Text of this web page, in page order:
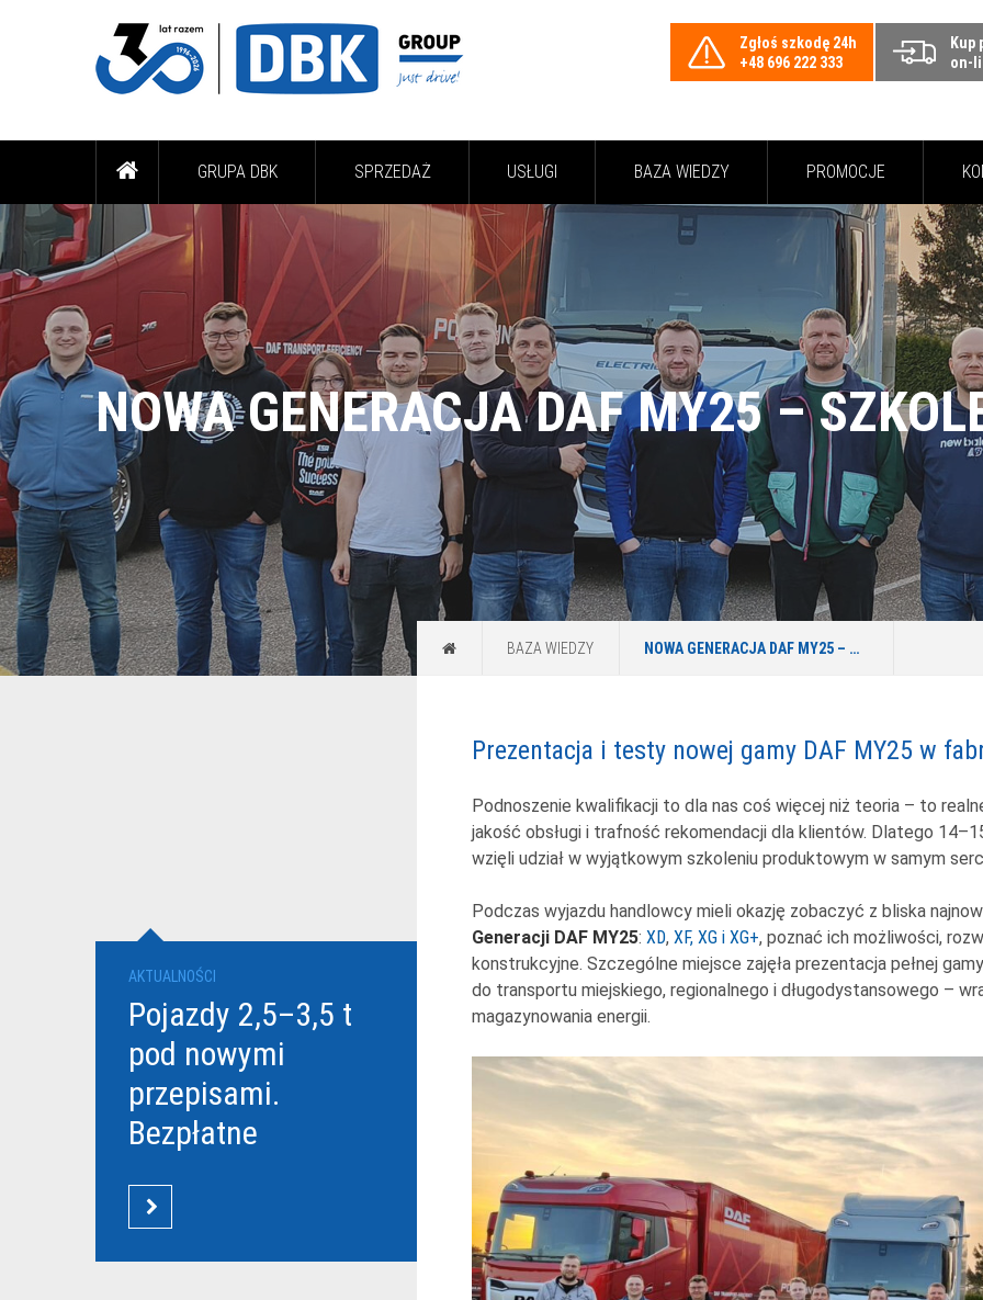
Zgłoś szkodę 24h
+48 696 222 333
Kup
on-
GRUPA DBK SPRZEDAŻ USŁUGI BAZA WIEDZY PROMOCJE
AKTUALNOŚCI
Pojazdy 2,5–3,5 t
pod nowymi
przepisami.
Bezpłatne
DBK dla
przewoźników
CZYTAJ WIĘCEJ
BAZA WIEDZY NOWA GENERACJA DAF MY25 – SZKOLENIE W EINDHOVEN
Prezentacja i testy nowej gamy DAF MY25 w
Podnoszenie kwalifikacji to dla nas coś więcej niż teoria – to
jakość obsługi i trafność rekomendacji dla klientów. Dlatego
wzięli udział w wyjątkowym szkoleniu produktowym w samym
Podczas wyjazdu handlowcy mieli okazję zobaczyć z bliska
Generacji DAF MY25: XD, XF, XG i XG+, poznać ich możliwości,
konstrukcyjne. Szczególne miejsce zajęła prezentacja pełnej
do transportu miejskiego, regionalnego i długodystansowego –
magazynowania energii.